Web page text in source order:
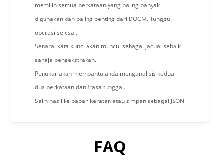
memilih semua perkataan yang paling banyak
digunakan dan paling penting dari DOCM. Tunggu
operasi selesai.
Senarai kata kunci akan muncul sebagai jadual sebaik
sahaja pengekstrakan.
Penukar akan membantu anda menganalisis kedua-
dua perkataan dan frasa tunggal.
Salin hasil ke papan keratan atau simpan sebagai JSON
FAQ